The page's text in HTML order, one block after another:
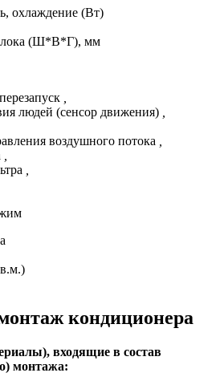
охлаждение (Вт)
(Ш*В*Г), мм
людей (сенсор движения)
воздушного потока
кондиционера
входящие в состав
монтажа: